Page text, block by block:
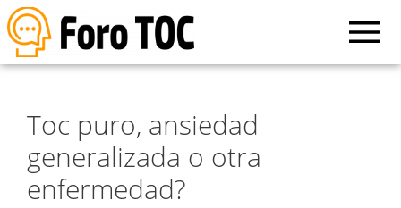
Toc puro, ansiedad
generalizada o otra
enfermedad?